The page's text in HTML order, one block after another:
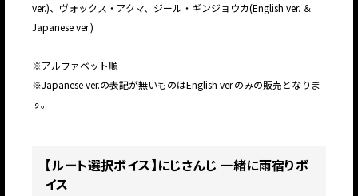
ver.)、ヴォックス・アクマ、ジール・ギンジョウカ(English ver. ＆
Japanese ver.)
※アルファベット順
※Japanese ver.の表記が無いものはEnglish ver.のみの販売となりま
す。
【ルート選択ボイス】にじさんじ 一緒に雨宿りボ
イス